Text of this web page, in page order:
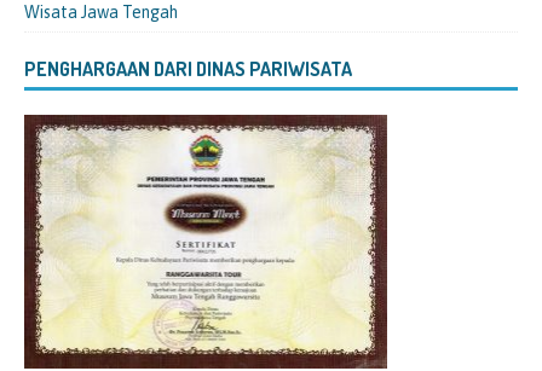
Wisata Jawa Tengah
PENGHARGAAN DARI DINAS PARIWISATA